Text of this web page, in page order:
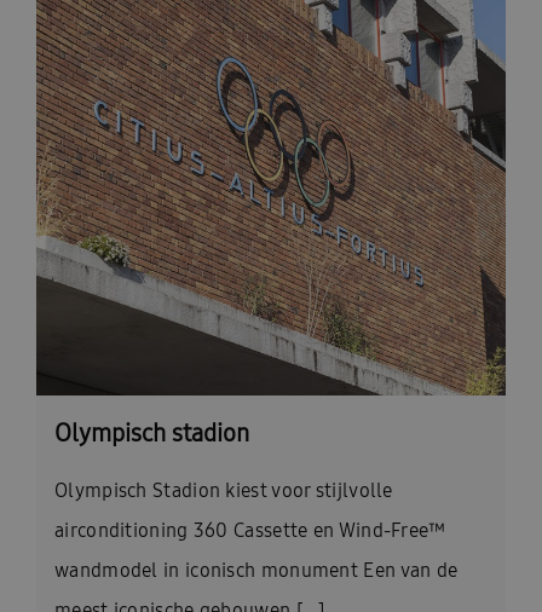
Olympisch stadion
Olympisch Stadion kiest voor stijlvolle
airconditioning 360 Cassette en Wind-Free™
wandmodel in iconisch monument Een van de